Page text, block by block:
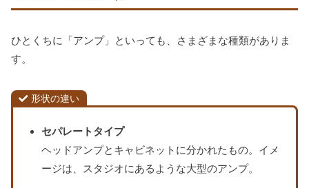
ひとくちに「アンプ」といっても、さまざまな種類がありま
す。
形状の違い
セパレートタイプ
ヘッドアンプとキャビネットに分かれたもの。イメ
ージは、スタジオにあるような大型のアンプ。